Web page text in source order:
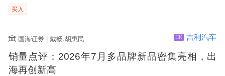
买入
国海证券 | 戴畅,胡惠民 HK 吉利汽车
销量点评：2026年7月多品牌新品密集亮相，出
海再创新高